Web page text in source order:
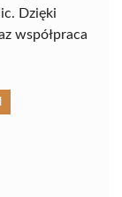
Dzięki
współpraca